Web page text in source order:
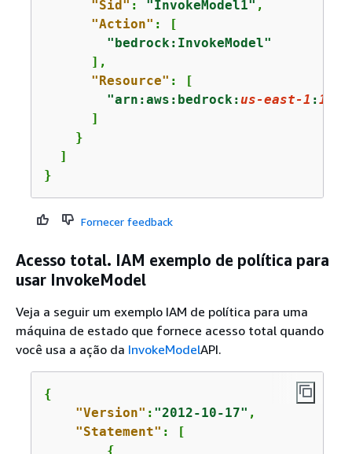
"Sid" : "InvokeModel1" ,
"Action" : [
"bedrock:InvokeModel"
      ],
"Resource" : [
"arn:aws:bedrock:us-east-1 :
      ]
    }
  ]
}
Fornecer feedback
Acesso total. IAM exemplo de política para
usar InvokeModel
Veja a seguir um exemplo IAM de política para uma
máquina de estado que fornece acesso total quando
você usa a ação da InvokeModelAPI.
{
"Version" : "2012-10-17" ,
"Statement" : [
{